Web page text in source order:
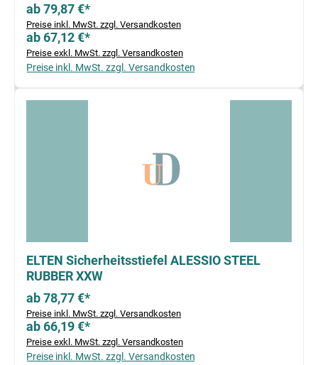
ab 79,87 €*
Preise inkl. MwSt. zzgl. Versandkosten
ab 67,12 €*
Preise exkl. MwSt. zzgl. Versandkosten
Preise inkl. MwSt. zzgl. Versandkosten
ELTEN Sicherheitsstiefel ALESSIO STEEL
RUBBER XXW
ab 78,77 €*
Preise inkl. MwSt. zzgl. Versandkosten
ab 66,19 €*
Preise exkl. MwSt. zzgl. Versandkosten
Preise inkl. MwSt. zzgl. Versandkosten